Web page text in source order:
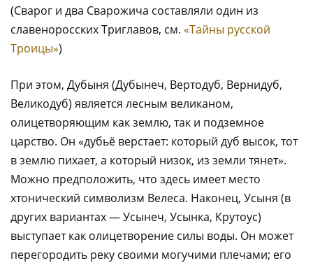
(Сварог и два Сварожича составляли один из
славеноросских Триглавов, см. «Тайны русской
Троицы»)
При этом, Дубыня (Дубынеч, Вертодуб, Вернидуб,
Великодуб) является лесным великаном,
олицетворяющим как землю, так и подземное
царство. Он «дубьё верстает: который дуб высок, тот
в землю пихает, а который низок, из земли тянет».
Можно предположить, что здесь имеет место
хтонический символизм Велеса. Наконец, Усыня (в
других вариантах — Усынеч, Усынка, Крутоус)
выступает как олицетворение силы воды. Он может
перегородить реку своими могучими плечами; его